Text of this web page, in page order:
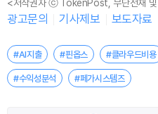
<저작권자 ⓒ TokenPost, 무단전재 및
광고문의 기사제보 보도자료
#AI지출 #핀옵스 #클라우드비용
#수익성분석 #페가시스템즈